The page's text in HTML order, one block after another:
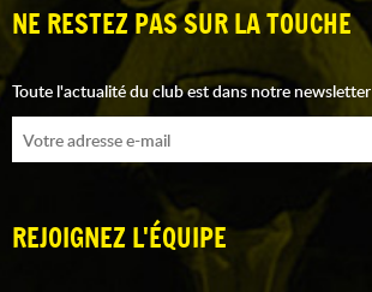
NE RESTEZ PAS SUR LA TOUCHE
Toute l'actualité du club est dans notre newsletter
REJOIGNEZ L'ÉQUIPE